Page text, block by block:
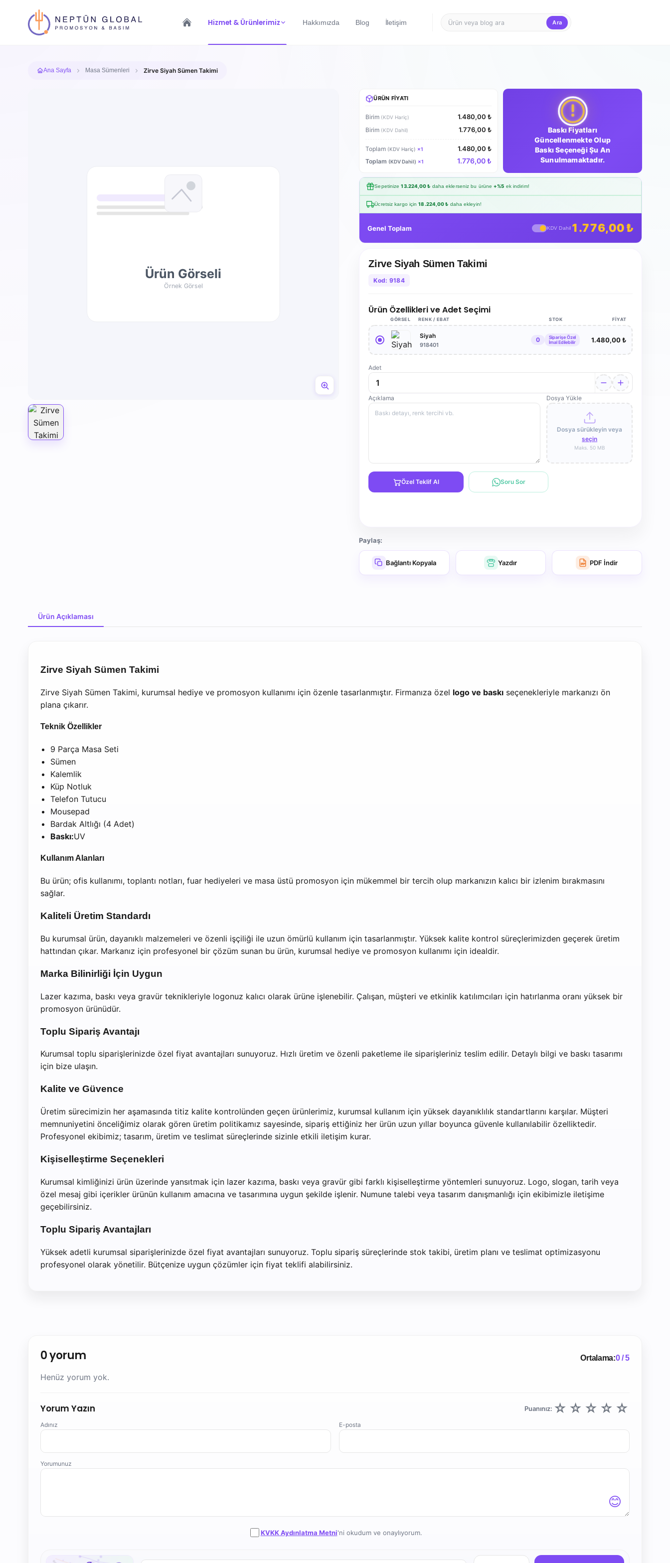
Hizmet & Ürünlerimiz Hakkımızda Blog İletişim Ara
Ana Sayfa Masa Sümenleri Zirve Siyah Sümen Takimi
ÜRÜN FIYATI
Birim (KDV Hariç) 1.480,00 ₺
Birim (KDV Dahil) 1.776,00 ₺
Toplam (KDV Hariç) ×1 1.480,00 ₺
Toplam (KDV Dahil) ×1 1.776,00 ₺
Baskı Fiyatları
Güncellenmekte Olup
Baskı Seçeneği Şu An
Sunulmamaktadır.
Sepetinize13.224,00 ₺ daha eklerseniz bu ürüne+%5 ek indirim!
Ücretsiz kargo için18.224,00 ₺ daha ekleyin!
Genel Toplam KDV Dahil1.776,00 ₺
Zirve Siyah Sümen Takimi
Kod: 9184
Ürün Özellikleri ve Adet Seçimi
GÖRSEL RENK / EBAT STOK FIYAT
Siyah
918401
0
Siparişe Özel
İmal Edilebilir
1.480,00 ₺
Adet
Açıklama Dosya Yükle
Dosya sürükleyin veya
seçin
Maks. 50 MB
Özel Teklif Al Soru Sor
Paylaş:
Bağlantı Kopyala Yazdır PDF İndir
Ürün Açıklaması
Zirve Siyah Sümen Takimi
Zirve Siyah Sümen Takimi, kurumsal hediye ve promosyon kullanımı için özenle tasarlanmıştır. Firmanıza özel logo ve baskı seçenekleriyle markanızı ön
plana çıkarır.
Teknik Özellikler
9 Parça Masa Seti
Sümen
Kalemlik
Küp Notluk
Telefon Tutucu
Mousepad
Bardak Altlığı (4 Adet)
Baskı:UV
Kullanım Alanları
Bu ürün; ofis kullanımı, toplantı notları, fuar hediyeleri ve masa üstü promosyon için mükemmel bir tercih olup markanızın kalıcı bir izlenim bırakmasını
sağlar.
Kaliteli Üretim Standardı
Bu kurumsal ürün, dayanıklı malzemeleri ve özenli işçiliği ile uzun ömürlü kullanım için tasarlanmıştır. Yüksek kalite kontrol süreçlerimizden geçerek üretim
hattından çıkar. Markanız için profesyonel bir çözüm sunan bu ürün, kurumsal hediye ve promosyon kullanımı için idealdir.
Marka Bilinirliği İçin Uygun
Lazer kazıma, baskı veya gravür teknikleriyle logonuz kalıcı olarak ürüne işlenebilir. Çalışan, müşteri ve etkinlik katılımcıları için hatırlanma oranı yüksek bir
promosyon ürünüdür.
Toplu Sipariş Avantajı
Kurumsal toplu siparişlerinizde özel fiyat avantajları sunuyoruz. Hızlı üretim ve özenli paketleme ile siparişleriniz teslim edilir. Detaylı bilgi ve baskı tasarımı
için bize ulaşın.
Kalite ve Güvence
Üretim sürecimizin her aşamasında titiz kalite kontrolünden geçen ürünlerimiz, kurumsal kullanım için yüksek dayanıklılık standartlarını karşılar. Müşteri
memnuniyetini önceliğimiz olarak gören üretim politikamız sayesinde, sipariş ettiğiniz her ürün uzun yıllar boyunca güvenle kullanılabilir özelliktedir.
Profesyonel ekibimiz; tasarım, üretim ve teslimat süreçlerinde sizinle etkili iletişim kurar.
Kişiselleştirme Seçenekleri
Kurumsal kimliğinizi ürün üzerinde yansıtmak için lazer kazıma, baskı veya gravür gibi farklı kişiselleştirme yöntemleri sunuyoruz. Logo, slogan, tarih veya
özel mesaj gibi içerikler ürünün kullanım amacına ve tasarımına uygun şekilde işlenir. Numune talebi veya tasarım danışmanlığı için ekibimizle iletişime
geçebilirsiniz.
Toplu Sipariş Avantajları
Yüksek adetli kurumsal siparişlerinizde özel fiyat avantajları sunuyoruz. Toplu sipariş süreçlerinde stok takibi, üretim planı ve teslimat optimizasyonu
profesyonel olarak yönetilir. Bütçenize uygun çözümler için fiyat teklifi alabilirsiniz.
0 yorum Ortalama:0 / 5
Henüz yorum yok.
Yorum Yazın Puanınız: ☆ ☆ ☆ ☆ ☆
Adınız E-posta
Yorumunuz
😊
KVKK Aydınlatma Metni'ni okudum ve onaylıyorum.